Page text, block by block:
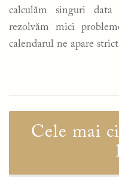
calculăm singuri
rezolvăm mici
calendarul ne apare
Cele mai